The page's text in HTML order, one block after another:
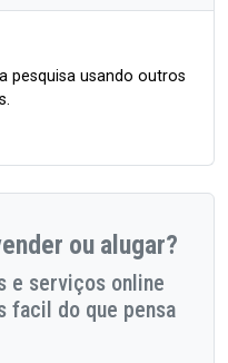
pesquisa usando outros
ou alugar?
e serviços online
facil do que pensa